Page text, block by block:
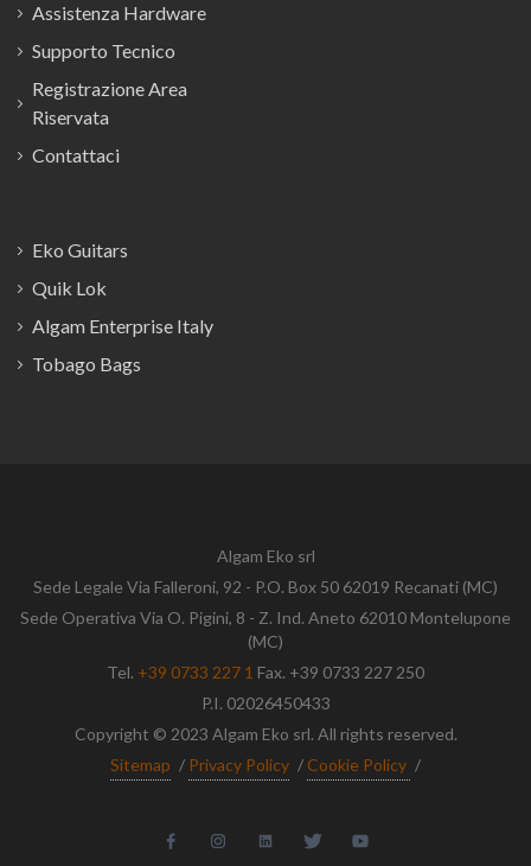
Assistenza Hardware
Supporto Tecnico
Registrazione Area
Riservata
Contattaci
Eko Guitars
Quik Lok
Algam Enterprise Italy
Tobago Bags
Algam Eko srl
Sede Legale Via Falleroni, 92 - P.O. Box 50 62019 Recanati (MC)
Sede Operativa Via O. Pigini, 8 - Z. Ind. Aneto 62010 Montelupone
(MC)
Tel. +39 0733 227 1 Fax. +39 0733 227 250
P.I. 02026450433
Copyright © 2023 Algam Eko srl. All rights reserved.
Sitemap / Privacy Policy / Cookie Policy /